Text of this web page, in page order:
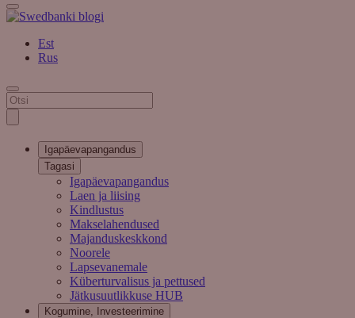
Est
Rus
Igapäevapangandus
Tagasi
Igapäevapangandus
Laen ja liising
Kindlustus
Makselahendused
Majanduskeskkond
Noorele
Lapsevanemale
Küberturvalisus ja pettused
Jätkusuutlikkuse HUB
Kogumine, Investeerimine